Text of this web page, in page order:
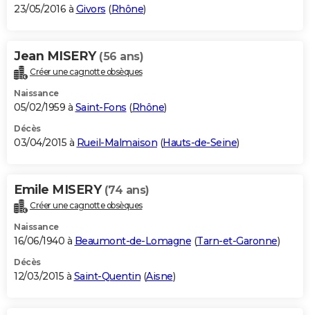
23/05/2016 à Givors (Rhône)
Jean MISERY (56 ans)
Créer une cagnotte obsèques
Naissance
05/02/1959 à Saint-Fons (Rhône)
Décès
03/04/2015 à Rueil-Malmaison (Hauts-de-Seine)
Emile MISERY (74 ans)
Créer une cagnotte obsèques
Naissance
16/06/1940 à Beaumont-de-Lomagne (Tarn-et-Garonne)
Décès
12/03/2015 à Saint-Quentin (Aisne)